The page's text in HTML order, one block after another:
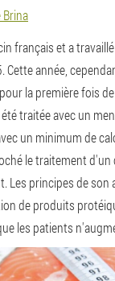
Brina
français et a
Cette année,
la première fois
traitée avec un
un minimum de
le traitement d'un
Les principes de son
de produits
les patients